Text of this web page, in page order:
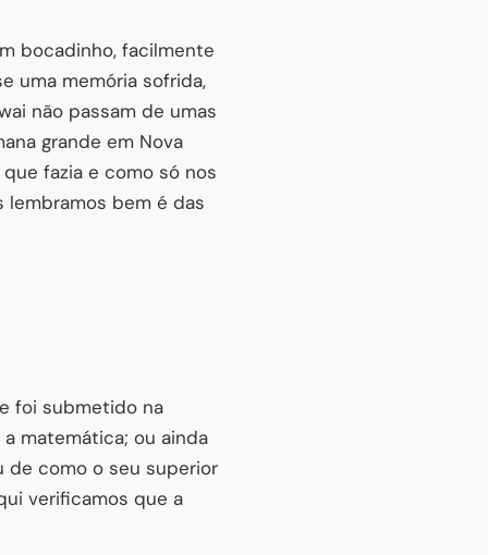
bocadinho, facilmente
uma memória sofrida,
não passam de umas
grande em Nova
fazia e como só nos
lembramos bem é das
foi submetido na
matemática; ou ainda
de como o seu superior
verificamos que a